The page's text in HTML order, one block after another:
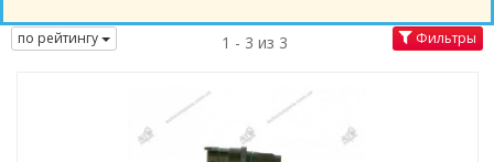
по рейтингу 1 - 3 из 3 Фильтры